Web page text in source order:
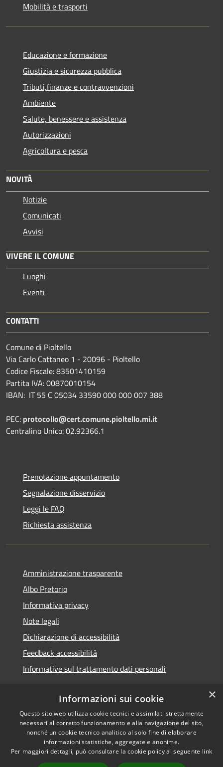
Mobilità e trasporti
Educazione e formazione
Giustizia e sicurezza pubblica
Tributi,finanze e contravvenzioni
Ambiente
Salute, benessere e assistenza
Autorizzazioni
Agricoltura e pesca
NOVITÀ
Notizie
Comunicati
Avvisi
VIVERE IL COMUNE
Luoghi
Eventi
CONTATTI
Comune di Pioltello
Via Carlo Cattaneo 1 - 20096 - Pioltello
Codice Fiscale: 83501410159
Partita IVA: 00870010154
IBAN: IT 55 C 05034 33590 000 000 007 388
PEC: protocollo@cert.comune.pioltello.mi.it
Centralino Unico: 02.92366.1
Prenotazione appuntamento
Segnalazione disservizio
Leggi le FAQ
Richiesta assistenza
Amministrazione trasparente
Albo Pretorio
Informativa privacy
Note legali
Dichiarazione di accessibilità
Feedback accessibilità
Informative sul trattamento dati personali
RSS
Accessibilità
Cookie
Copyright © 2026 • Comune di
Pioltello • Powered by
Municipium•Accesso
redazione
×
Informazioni sui cookie
Questo sito web utilizza cookie tecnici e assimilati strettamente
necessari al corretto funzionamento e alla navigazione del sito,
nonché un cookie tecnico analitico al solo fine di elaborare
informazioni statistiche, aggregate e anonime.
Per maggiori dettagli, può consultare la cookie policy al seguente link